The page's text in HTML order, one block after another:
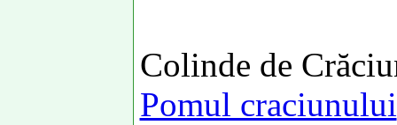
Colinde de
Pomul craciunului